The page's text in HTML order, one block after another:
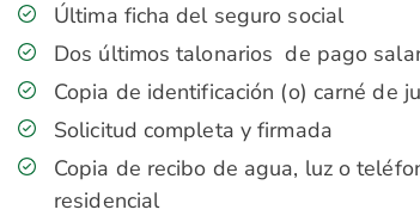
Última ficha del seguro social
Dos últimos talonarios de pago
Copia de identificación (o) carné de
Solicitud completa y firmada
Copia de recibo de agua, luz o
residencial